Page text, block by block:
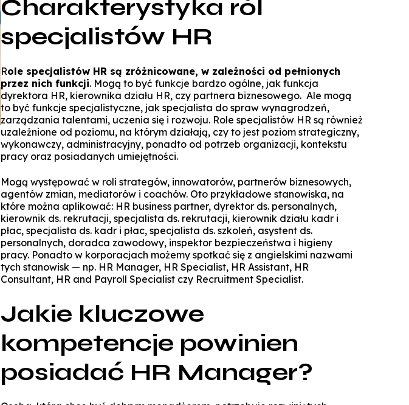
WSZiB gra z WOŚP do końca świata
Konkurs Marketplace
Zarządzanie
Technologie informatyczne i
danych w
Zarządzanie przedsiębiorstwem
Logistyka w przedsiębiorstwie
Marketing cyfrowy
Technologie cyfrowe w marketingu
Technologie cyfrowe w
Rachunkowość
obsługa biur
Informatyka stosowana
Technologie informatyczne w Big
Specjalista ds.
Biznes i zarządzanie
Prawo dla managerów IT i liderów
Coaching
Management in
Doradztwo podatkowe
Studia z partnerem LUQAM
Automotive Quality Expert
Manager Industry 4.0
TPM Champion - Utrzymanie
Zarządzanie zmianą dla liderów
Studencka Sesja Naukowa
Charakterystyka ról
specjalistów HR
Role specjalistów HR są zróżnicowane, w zależności od pełnionych
przez nich funkcji. Mogą to być funkcje bardzo ogólne, jak funkcja
dyrektora HR, kierownika działu HR, czy partnera biznesowego. Ale mogą
to być funkcje specjalistyczne, jak specjalista do spraw wynagrodzeń,
zarządzania talentami, uczenia się i rozwoju. Role specjalistów HR są również
uzależnione od poziomu, na którym działają, czy to jest poziom strategiczny,
wykonawczy, administracyjny, ponadto od potrzeb organizacji, kontekstu
pracy oraz posiadanych umiejętności.
Mogą występować w roli strategów, innowatorów, partnerów biznesowych,
agentów zmian, mediatorów i coachów. Oto przykładowe stanowiska, na
które można aplikować: HR business partner, dyrektor ds. personalnych,
kierownik ds. rekrutacji, specjalista ds. rekrutacji, kierownik działu kadr i
płac, specjalista ds. kadr i płac, specjalista ds. szkoleń, asystent ds.
personalnych, doradca zawodowy, inspektor bezpieczeństwa i higieny
pracy. Ponadto w korporacjach możemy spotkać się z angielskimi nazwami
tych stanowisk — np. HR Manager, HR Specialist, HR Assistant, HR
Consultant, HR and Payroll Specialist czy Recruitment Specialist.
Jakie kluczowe
kompetencje powinien
posiadać HR Manager?